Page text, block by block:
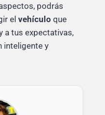
podrás
el vehículo que
a tus expectativas,
inteligente y